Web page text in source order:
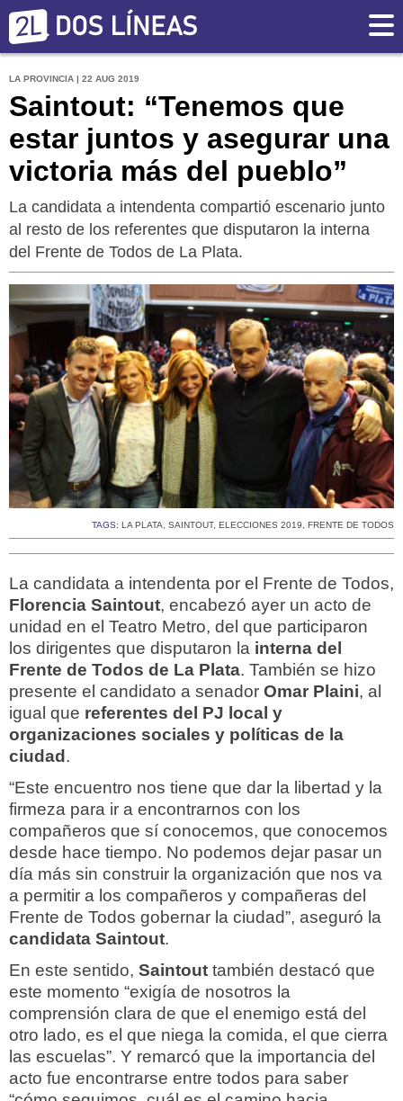
LA PROVINCIA | 22 AUG 2019
Saintout: “Tenemos que
estar juntos y asegurar una
victoria más del pueblo”
La candidata a intendenta compartió escenario junto
al resto de los referentes que disputaron la interna
del Frente de Todos de La Plata.
TAGS: LA PLATA, SAINTOUT, ELECCIONES 2019, FRENTE DE TODOS
La candidata a intendenta por el Frente de Todos,
Florencia Saintout, encabezó ayer un acto de
unidad en el Teatro Metro, del que participaron
los dirigentes que disputaron la interna del
Frente de Todos de La Plata. También se hizo
presente el candidato a senador Omar Plaini, al
igual que referentes del PJ local y
organizaciones sociales y políticas de la
ciudad .
“Este encuentro nos tiene que dar la libertad y la
firmeza para ir a encontrarnos con los
compañeros que sí conocemos, que conocemos
desde hace tiempo. No podemos dejar pasar un
día más sin construir la organización que nos va
a permitir a los compañeros y compañeras del
Frente de Todos gobernar la ciudad”, aseguró la
candidata Saintout.
En este sentido, Saintout también destacó que
este momento “exigía de nosotros la
comprensión clara de que el enemigo está del
otro lado, es el que niega la comida, el que cierra
las escuelas”. Y remarcó que la importancia del
acto fue encontrarse entre todos para saber